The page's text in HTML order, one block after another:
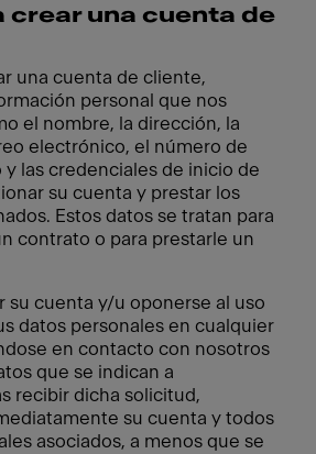
crear una cuenta de
una cuenta de cliente,
personal que nos
el nombre, la dirección, la
electrónico, el número de
las credenciales de inicio de
su cuenta y prestar los
Estos datos se tratan para
contrato o para prestarle un
su cuenta y/u oponerse al uso
datos personales en cualquier
en contacto con nosotros
que se indican a
recibir dicha solicitud,
su cuenta y todos
asociados, a menos que se